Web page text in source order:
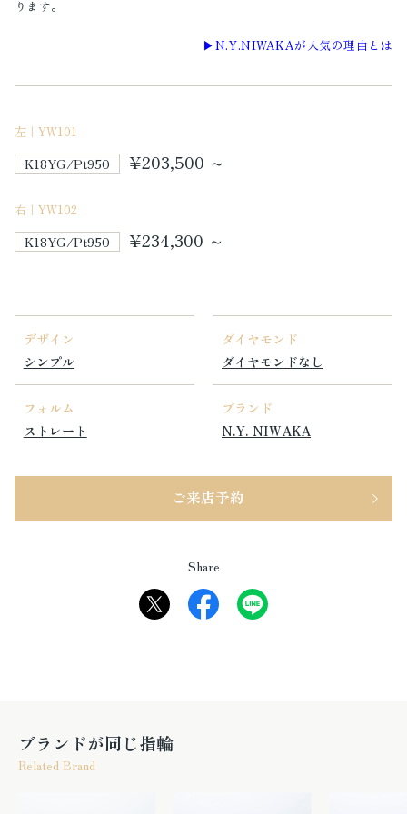
ります。
▶︎N.Y.NIWAKAが人気の理由とは
左｜YW101
K18YG/Pt950 ¥203,500 ～
右｜YW102
K18YG/Pt950 ¥234,300 ～
デザイン
シンプル
ダイヤモンド
ダイヤモンドなし
フォルム
ストレート
ブランド
N.Y. NIWAKA
ご来店予約
Share
ブランドが同じ指輪
Related Brand